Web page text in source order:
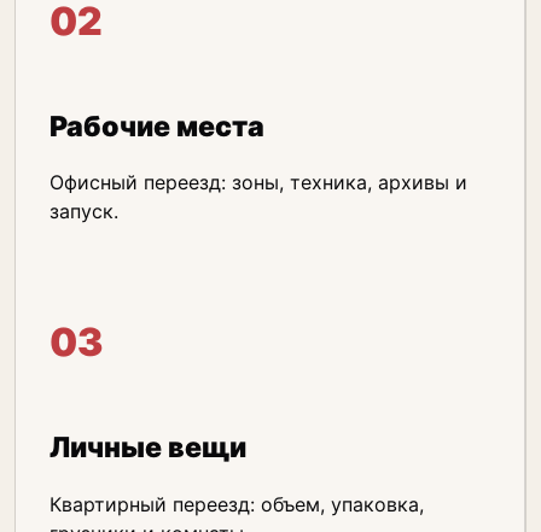
02
Рабочие места
Офисный переезд: зоны, техника, архивы и
запуск.
03
Личные вещи
Квартирный переезд: объем, упаковка,